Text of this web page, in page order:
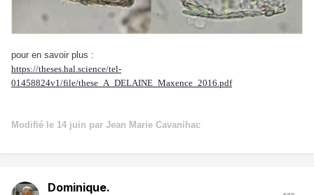
pour en savoir plus :
https://theses.hal.science/tel-
01458824v1/file/these_A_DELAINE_Maxence_2016.pdf
Modifié le 14 juin par Jean Marie Cavanihac
Dominique.